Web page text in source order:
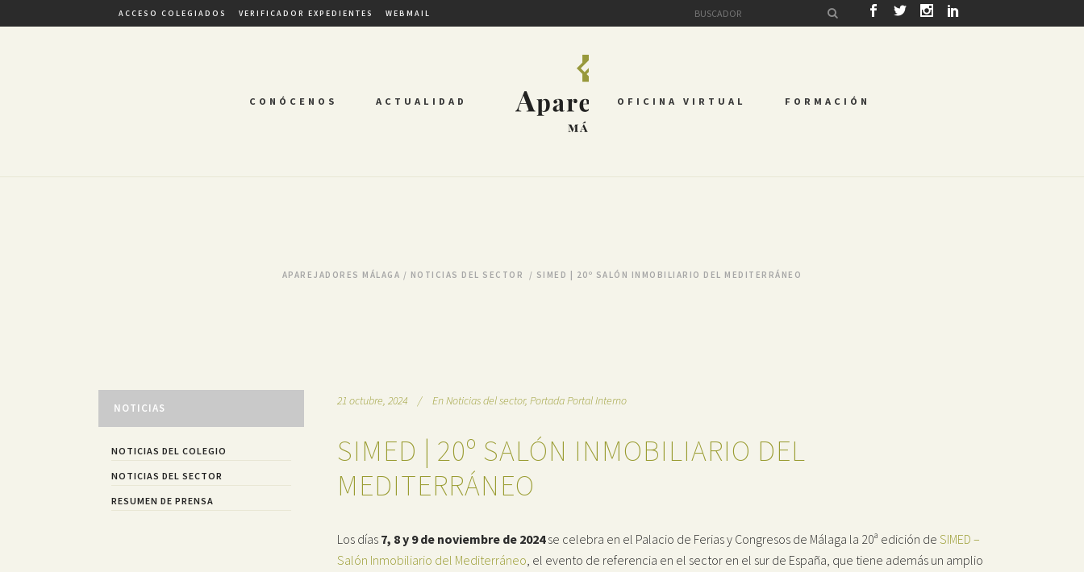
ACCESO COLEGIADOS VERIFICADOR EXPEDIENTES WEBMAIL
CONÓCENOS ACTUALIDAD OFICINA VIRTUAL FORMACIÓN
APAREJADORES MÁLAGA / NOTICIAS DEL SECTOR / SIMED | 20º SALÓN INMOBILIARIO DEL MEDITERRÁNEO
NOTICIAS
NOTICIAS DEL COLEGIO
NOTICIAS DEL SECTOR
RESUMEN DE PRENSA
21 octubre, 2024 EnNoticias del sector, Portada Portal Interno
SIMED | 20º SALÓN INMOBILIARIO DEL
MEDITERRÁNEO
Los días 7, 8 y 9 de noviembre de 2024se celebra en el Palacio de Ferias y Congresos de Málaga la 20ª edición de SIMED –
Salón Inmobiliario del Mediterráneo, el evento de referencia en el sector en el sur de España, que tiene además un amplio